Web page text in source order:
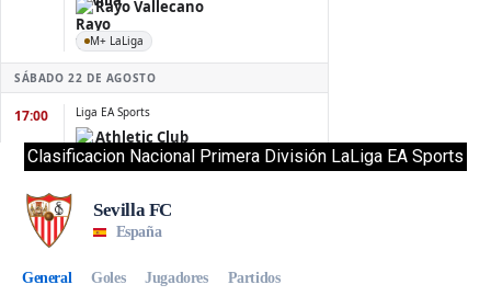
Clasificacion Nacional Primera División LaLiga EA Sports